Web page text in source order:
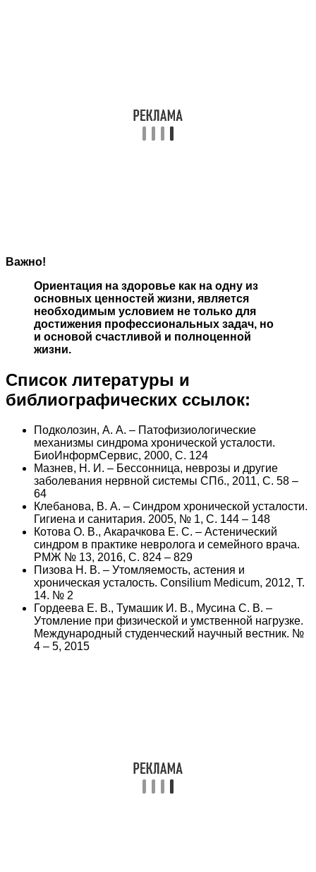
Важно!
Ориентация на здоровье как на одну из
основных ценностей жизни, является
необходимым условием не только для
достижения профессиональных задач, но
и основой счастливой и полноценной
жизни.
Список литературы и
библиографических ссылок:
Подколозин, А. А. – Патофизиологические
механизмы синдрома хронической усталости.
БиоИнформСервис, 2000, С. 124
Мазнев, Н. И. – Бессонница, неврозы и другие
заболевания нервной системы СПб., 2011, С. 58 –
64
Клебанова, В. А. – Синдром хронической усталости.
Гигиена и санитария. 2005, № 1, С. 144 – 148
Котова О. В., Акарачкова Е. С. – Астенический
синдром в практике невролога и семейного врача.
РМЖ № 13, 2016, С. 824 – 829
Пизова Н. В. – Утомляемость, астения и
хроническая усталость. Consilium Medicum, 2012, T.
14. № 2
Гордеева Е. В., Тумашик И. В., Мусина С. В. –
Утомление при физической и умственной нагрузке.
Международный студенческий научный вестник. №
4 – 5, 2015